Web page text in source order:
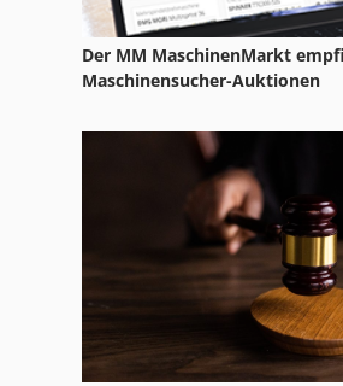
Kreissäge Digital
Kreissäge Holz
Längs Und Qürschneider 3022
Schlitz Und Zapfenmaschine
Der MM MaschinenMarkt
Maschinensucher-Auktionen